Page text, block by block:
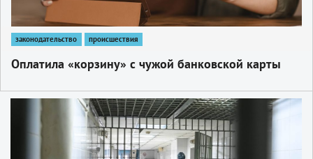
законодательство происшествия
Оплатила «корзину» с чужой банковской карты